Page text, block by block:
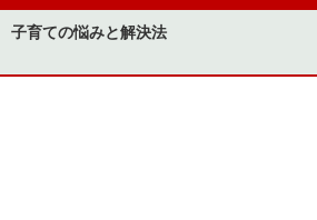
子育ての悩みと解決法